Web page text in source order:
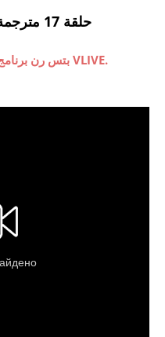
BTS RUN حلقة 17 مترجمة للعربية
بتس رن برنامج ترفيهي لبانقتان يبث على VLIVE.